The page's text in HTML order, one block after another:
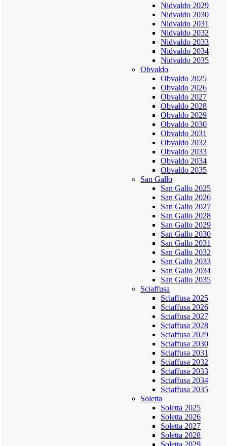
Nidvaldo 2029
Nidvaldo 2030
Nidvaldo 2031
Nidvaldo 2032
Nidvaldo 2033
Nidvaldo 2034
Nidvaldo 2035
Obvaldo
Obvaldo 2025
Obvaldo 2026
Obvaldo 2027
Obvaldo 2028
Obvaldo 2029
Obvaldo 2030
Obvaldo 2031
Obvaldo 2032
Obvaldo 2033
Obvaldo 2034
Obvaldo 2035
San Gallo
San Gallo 2025
San Gallo 2026
San Gallo 2027
San Gallo 2028
San Gallo 2029
San Gallo 2030
San Gallo 2031
San Gallo 2032
San Gallo 2033
San Gallo 2034
San Gallo 2035
Sciaffusa
Sciaffusa 2025
Sciaffusa 2026
Sciaffusa 2027
Sciaffusa 2028
Sciaffusa 2029
Sciaffusa 2030
Sciaffusa 2031
Sciaffusa 2032
Sciaffusa 2033
Sciaffusa 2034
Sciaffusa 2035
Soletta
Soletta 2025
Soletta 2026
Soletta 2027
Soletta 2028
Soletta 2029